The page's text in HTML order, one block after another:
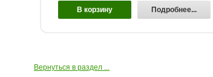
В корзину Подробнее...
Вернуться в раздел ...